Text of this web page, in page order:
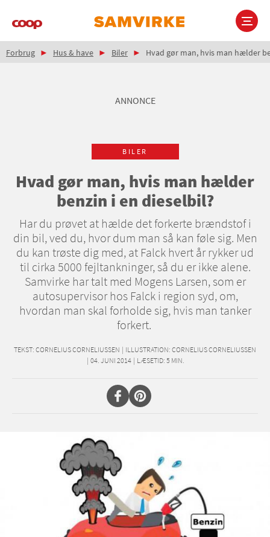
Main
Brødkrumme
Forbrug Hus & have Biler Hvad gør man, hvis man hælder
ANNONCE
BILER
Hvad gør man, hvis man hælder
benzin i en dieselbil?
Har du prøvet at hælde det forkerte brændstof i
din bil, ved du, hvor dum man så kan føle sig. Men
du kan trøste dig med, at Falck hvert år rykker ud
til cirka 5000 fejltankninger, så du er ikke alene.
Samvirke har talt med Mogens Larsen, som er
autosupervisor hos Falck i region syd, om,
hvordan man skal forholde sig, hvis man tanker
forkert.
TEKST: CORNELIUS CORNELIUSSEN | ILLUSTRATION: CORNELIUS CORNELIUSSEN
| 04. JUNI 2014 | LÆSETID: 5 MIN.